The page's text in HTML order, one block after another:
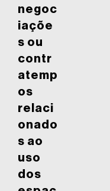
negoc
iaçõe
s ou
contr
atemp
os
relaci
onado
s ao
uso
dos